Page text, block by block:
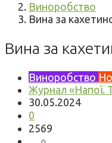
Виноробство
Вина за
Вина за
Виноробство
Журнал «Напої.
30.05.2024
0
2569